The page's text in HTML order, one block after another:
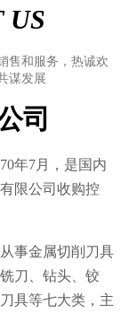
US
售和服务，热诚欢
谋发展
司
年7月，是国内
限公司收购控
事金属切削刀具
刀、钻头、铰
具等七大类，主